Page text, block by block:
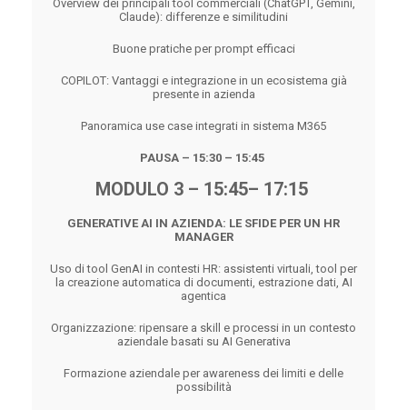
Overview dei principali tool commerciali (ChatGPT, Gemini,
Claude): differenze e similitudini
Buone pratiche per prompt efficaci
COPILOT: Vantaggi e integrazione in un ecosistema già
presente in azienda
Panoramica use case integrati in sistema M365
PAUSA – 15:30 – 15:45
MODULO 3 – 15:45– 17:15
GENERATIVE AI IN AZIENDA: LE SFIDE PER UN HR
MANAGER
Uso di tool GenAI in contesti HR: assistenti virtuali, tool per
la creazione automatica di documenti, estrazione dati, AI
agentica
Organizzazione: ripensare a skill e processi in un contesto
aziendale basati su AI Generativa
Formazione aziendale per awareness dei limiti e delle
possibilità